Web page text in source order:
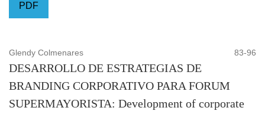
PDF
Glendy Colmenares 83-96
DESARROLLO DE ESTRATEGIAS DE
BRANDING CORPORATIVO PARA FORUM
SUPERMAYORISTA: Development of corporate